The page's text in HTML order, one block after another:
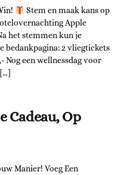
Stem en maak kans op
Apple
het stemmen kun je
bedankpagina: 2 vliegtickets
Nog een wellnessdag voor
Cadeau, Op
Manier! Voeg Een